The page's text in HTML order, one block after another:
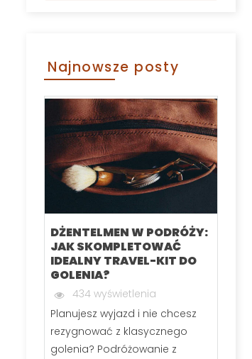
Najnowsze posty
DŻENTELMEN W PODRÓŻY:
JAK SKOMPLETOWAĆ
IDEALNY TRAVEL-KIT DO
GOLENIA?
434 wyświetlenia
Planujesz wyjazd i nie chcesz
rezygnować z klasycznego
golenia? Podróżowanie z